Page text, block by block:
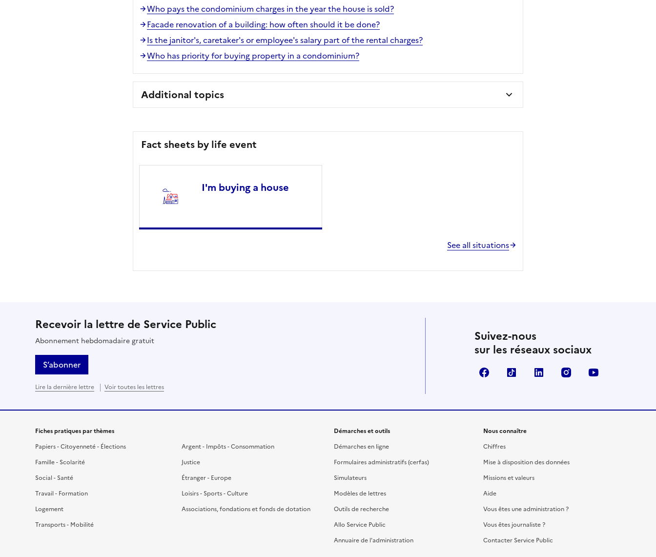
Who pays the condominium charges in the year the house is sold?
Facade renovation of a building: how often should it be done?
Is the janitor's, caretaker's or employee's salary part of the rental charges?
Who has priority for buying property in a condominium?
Additional topics
Fact sheets by life event
I'm buying a house
See all situations
Recevoir la lettre de Service Public
Abonnement hebdomadaire gratuit
S’abonner
Lire la dernière lettre Voir toutes les lettres
Suivez-nous
sur les réseaux sociaux
FacebookTikTok LinkedIn Instagram
Fiches pratiques par thèmes
Papiers - Citoyenneté - Élections
Famille - Scolarité
Social - Santé
Travail - Formation
Logement
Transports - Mobilité
Argent - Impôts - Consommation
Justice
Étranger - Europe
Loisirs - Sports - Culture
Associations, fondations et fonds de dotation
Démarches et outils
Démarches en ligne
Formulaires administratifs (cerfas)
Simulateurs
Modèles de lettres
Outils de recherche
Allo Service Public
Annuaire de l'administration
Nous connaître
Chiffres
Mise à disposition des données
Missions et valeurs
Aide
Vous êtes une administration ?
Vous êtes journaliste ?
Contacter Service Public